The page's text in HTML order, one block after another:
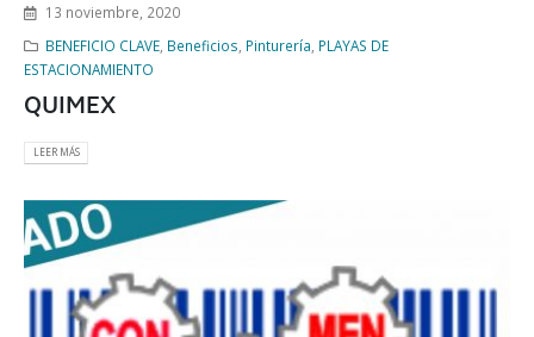
13 noviembre, 2020
BENEFICIO CLAVE, Beneficios Pinturería PLAYAS DE
ESTACIONAMIENTO
QUIMEX
LEER MÁS